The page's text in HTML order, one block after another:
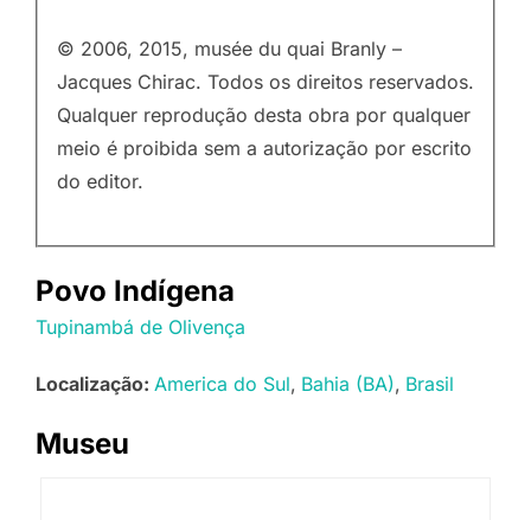
© 2006, 2015, musée du quai Branly –
Jacques Chirac. Todos os direitos reservados.
Qualquer reprodução desta obra por qualquer
meio é proibida sem a autorização por escrito
do editor.
Povo Indígena
Tupinambá de Olivença
Localização: America do Sul Bahia (BA) Brasil
Museu